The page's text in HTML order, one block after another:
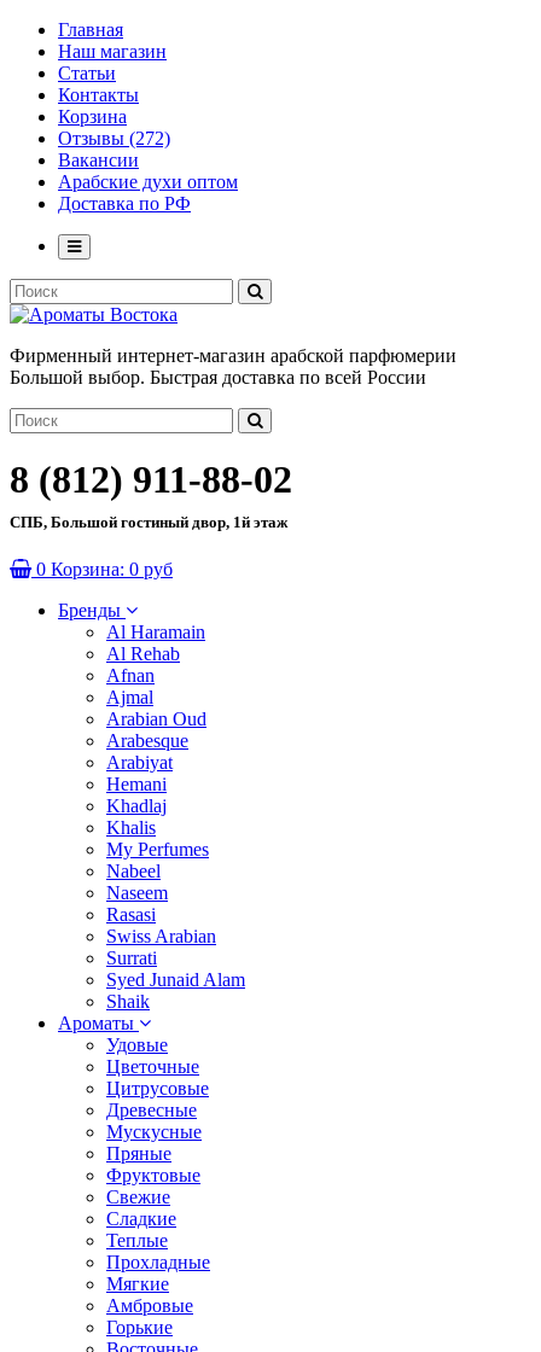
Главная
Наш магазин
Статьи
Контакты
Корзина
Отзывы (272)
Вакансии
Арабские духи оптом
Доставка по РФ
Фирменный интернет-магазин арабской парфюмерии
Большой выбор. Быстрая доставка по всей России
8 (812) 911-88-02
СПБ, Большой гостиный двор, 1й этаж
0 Корзина: 0 руб
Бренды
Al Haramain
Al Rehab
Afnan
Ajmal
Arabian Oud
Arabesque
Arabiyat
Hemani
Khadlaj
Khalis
My Perfumes
Nabeel
Naseem
Rasasi
Swiss Arabian
Surrati
Syed Junaid Alam
Shaik
Ароматы
Удовые
Цветочные
Цитрусовые
Древесные
Мускусные
Пряные
Фруктовые
Свежие
Сладкие
Теплые
Прохладные
Мягкие
Амбровые
Горькие